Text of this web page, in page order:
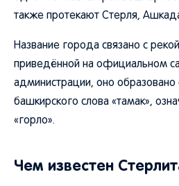
также протекают Стерля,
Название города связано с
приведённой на официальном
администрации, оно образовано
башкирского слова «тамак»,
«горло».
Чем известен